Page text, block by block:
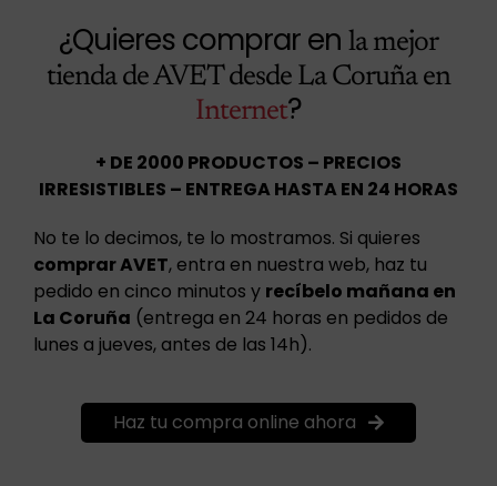
¿Quieres comprar en la mejor
tienda de AVET desde La Coruña en
Internet?
+ DE 2000 PRODUCTOS – PRECIOS
IRRESISTIBLES – ENTREGA HASTA EN 24 HORAS
No te lo decimos, te lo mostramos. Si quieres
comprar AVET, entra en nuestra web, haz tu
pedido en cinco minutos y recíbelo mañana en
La Coruña (entrega en 24 horas en pedidos de
lunes a jueves, antes de las 14h).
Haz tu compra online ahora